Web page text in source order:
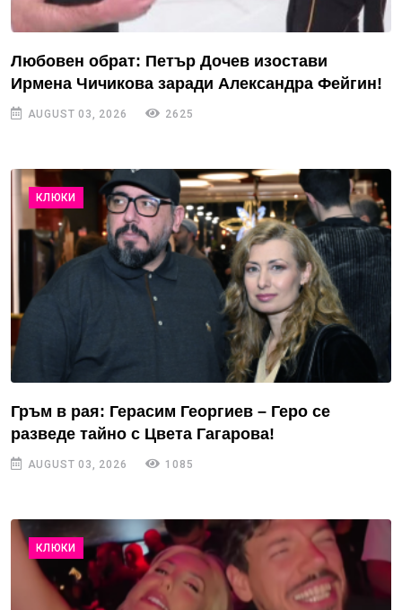
Любовен обрат: Петър Дочев изостави
Ирмена Чичикова заради Александра Фейгин!
AUGUST 03, 2026 2625
КЛЮКИ
Гръм в рая: Герасим Георгиев – Геро се
разведе тайно с Цвета Гагарова!
AUGUST 03, 2026 1085
КЛЮКИ